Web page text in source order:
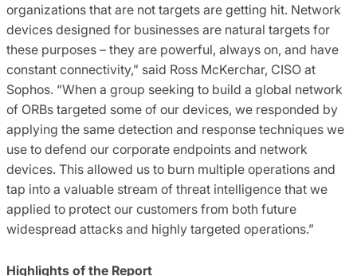
organizations that are not targets are getting hit. Network
devices designed for businesses are natural targets for
these purposes – they are powerful, always on, and have
constant connectivity,” said Ross McKerchar, CISO at
Sophos. “When a group seeking to build a global network
of ORBs targeted some of our devices, we responded by
applying the same detection and response techniques we
use to defend our corporate endpoints and network
devices. This allowed us to burn multiple operations and
tap into a valuable stream of threat intelligence that we
applied to protect our customers from both future
widespread attacks and highly targeted operations.”
Highlights of the Report